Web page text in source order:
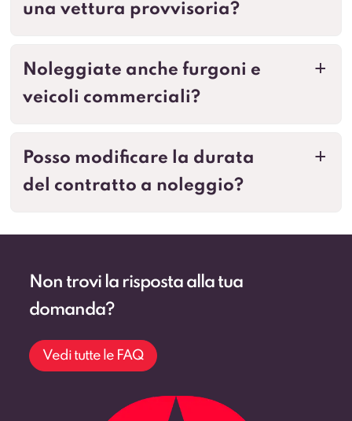
una vettura provvisoria?
a
Noleggiate anche furgoni e
veicoli commerciali?
a
Posso modificare la durata
del contratto a noleggio?
Non trovi la risposta alla tua
domanda?
Vedi tutte le FAQ